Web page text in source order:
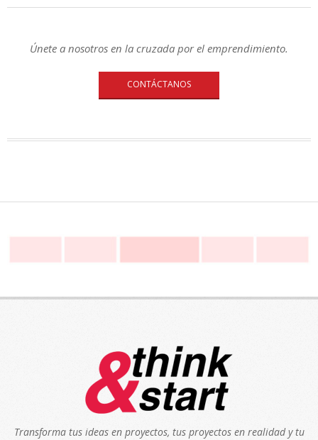
Únete a nosotros en la cruzada por el emprendimiento.
CONTÁCTANOS
Transforma tus ideas en proyectos, tus proyectos en realidad y tu